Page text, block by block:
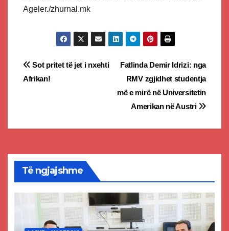
Ageler./zhurnal.mk
Post
Fatlinda Demir Idrizi: nga
RMV zgjidhet studentja
më e mirë në Universitetin
Amerikan në Austri
Sot pritet të jet i nxehti
Afrikan!
Të ngjajshme